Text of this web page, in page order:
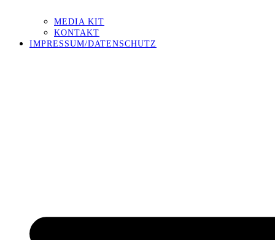
MEDIA KIT
KONTAKT
IMPRESSUM/DATENSCHUTZ